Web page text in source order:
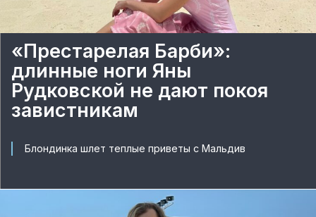
«Престарелая Барби»:
длинные ноги Яны
Рудковской не дают покоя
завистникам
Блондинка шлет теплые приветы с Мальдив